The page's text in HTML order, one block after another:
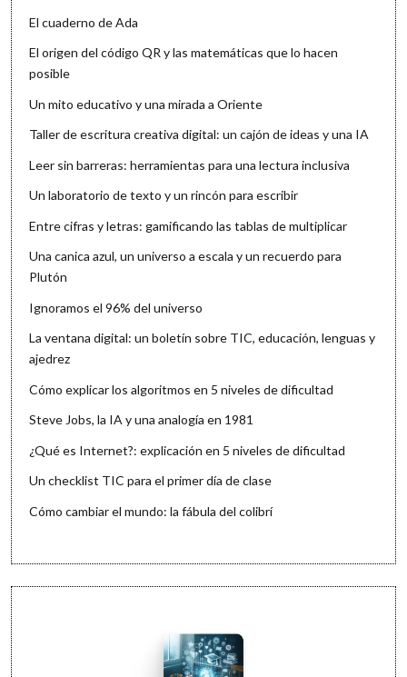
El cuaderno de Ada
El origen del código QR y las matemáticas que lo hacen
posible
Un mito educativo y una mirada a Oriente
Taller de escritura creativa digital: un cajón de ideas y una IA
Leer sin barreras: herramientas para una lectura inclusiva
Un laboratorio de texto y un rincón para escribir
Entre cifras y letras: gamificando las tablas de multiplicar
Una canica azul, un universo a escala y un recuerdo para
Plutón
Ignoramos el 96% del universo
La ventana digital: un boletín sobre TIC, educación, lenguas y
ajedrez
Cómo explicar los algoritmos en 5 niveles de dificultad
Steve Jobs, la IA y una analogía en 1981
¿Qué es Internet?: explicación en 5 niveles de dificultad
Un checklist TIC para el primer día de clase
Cómo cambiar el mundo: la fábula del colibrí